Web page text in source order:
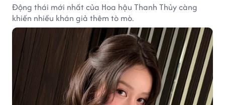
Động thái mới nhất của Hoa hậu Thanh Thủy càng
khiến nhiều khán giả thêm tò mò.